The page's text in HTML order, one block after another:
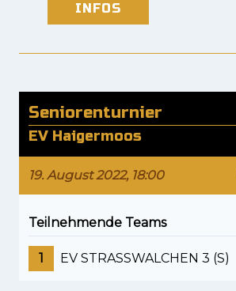
INFOS
Seniorenturnier
EV Haigermoos
19. August 2022, 18:00
Teilnehmende Teams
1 EV STRASSWALCHEN 3 (S)